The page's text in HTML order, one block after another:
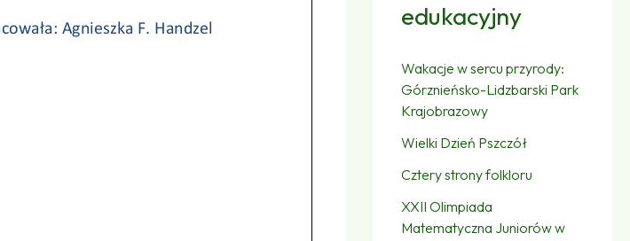
edukacyjny
Wakacje w sercu przyrody:
Górznieńsko-Lidzbarski Park
Krajobrazowy
Wielki Dzień Pszczół
Cztery strony folkloru
XXII Olimpiada
Matematyczna Juniorów w